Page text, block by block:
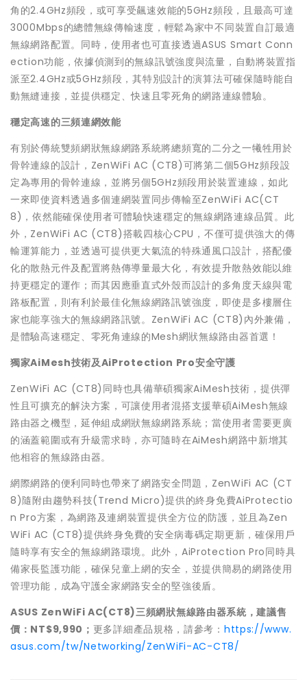
角的2.4GHz頻段，或可享受飆速效能的5GHz頻段，且最高可達
3000Mbps的總體無線傳輸速度，輕鬆為家中不同裝置自訂最適
無線網路配置。同時，使用者也可直接透過ASUS Smart Conn
ection功能，依據偵測到的無線訊號強度與流量，自動將裝置指
派至2.4GHz或5GHz頻段，其特別設計的演算法可確保隨時能自
動無縫連接，並提供穩定、快速且零死角的網路連線體驗。
穩定高速的三頻連網效能
有別於傳統雙頻網狀無線網路系統將總頻寬的二分之一犧牲用於
骨幹連線的設計，ZenWiFi AC (CT8)可將第二個5GHz頻段設
定為專用的骨幹連線，並將另個5GHz頻段用於裝置連線，如此
一來即使資料透過多個連網裝置同步傳輸至ZenWiFi AC(CT
8)，依然能確保使用者可體驗快速穩定的無線網路連線品質。此
外，ZenWiFi AC (CT8)搭載四核心CPU，不僅可提供強大的傳
輸運算能力，並透過可提供更大氣流的特殊通風口設計，搭配優
化的散熱元件及配置將熱傳導量最大化，有效提升散熱效能以維
持更穩定的運作；而其因應垂直式外殼而設計的多角度天線與電
路板配置，則有利於最佳化無線網路訊號強度，即使是多樓層住
家也能享強大的無線網路訊號。ZenWiFi AC (CT8)內外兼備，
是體驗高速穩定、零死角連線的Mesh網狀無線路由器首選！
獨家AiMesh技術及AiProtection Pro安全守護
ZenWiFi AC (CT8)同時也具備華碩獨家AiMesh技術，提供彈
性且可擴充的解決方案，可讓使用者混搭支援華碩AiMesh無線
路由器之機型，延伸組成網狀無線網路系統；當使用者需要更廣
的涵蓋範圍或有升級需求時，亦可隨時在AiMesh網路中新增其
他相容的無線路由器。
網際網路的便利同時也帶來了網路安全問題，ZenWiFi AC (CT
8)隨附由趨勢科技(Trend Micro)提供的終身免費AiProtectio
n Pro方案，為網路及連網裝置提供全方位的防護，並且為Zen
WiFi AC (CT8)提供終身免費的安全病毒碼定期更新，確保用戶
隨時享有安全的無線網路環境。此外，AiProtection Pro同時具
備家長監護功能，確保兒童上網的安全，並提供簡易的網路使用
管理功能，成為守護全家網路安全的堅強後盾。
ASUS ZenWiFi AC(CT8)三頻網狀無線路由器系統，建議售
價：NT$9,990； 更多詳細產品規格，請參考： https://www.
asus.com/tw/Networking/ZenWiFi-AC-CT8/